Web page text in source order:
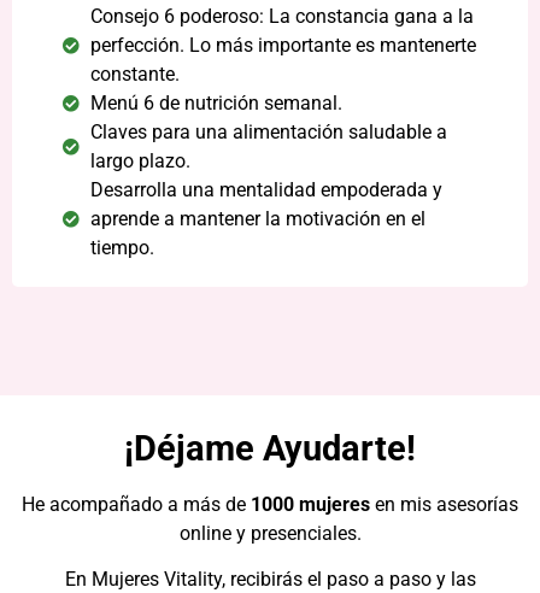
Consejo 6 poderoso: La constancia gana a la
perfección. Lo más importante es mantenerte
constante.
Menú 6 de nutrición semanal.
Claves para una alimentación saludable a
largo plazo.
Desarrolla una mentalidad empoderada y
aprende a mantener la motivación en el
tiempo.
¡Déjame Ayudarte!
He acompañado a más de 1000 mujeres en mis asesorías
online y presenciales.
En Mujeres Vitality, recibirás el paso a paso y las